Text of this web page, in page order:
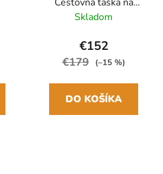
kolieskach 55cm Čierna
Skladom
€152
€179 (–15 %)
DO KOŠÍKA